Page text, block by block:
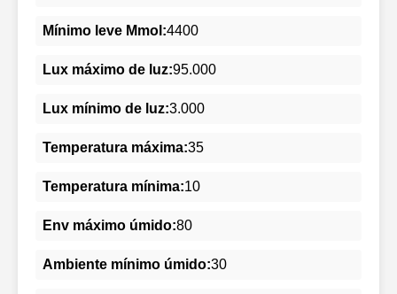
Mínimo leve Mmol:4400
Lux máximo de luz:95.000
Lux mínimo de luz:3.000
Temperatura máxima:35
Temperatura mínima:10
Env máximo úmido:80
Ambiente mínimo úmido:30